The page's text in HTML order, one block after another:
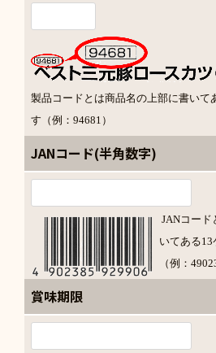
製品コードとは商品名の上部に書いて
す（例：94681）
JANコード(半角数字)
JANコード
いてある
（例：
賞味期限